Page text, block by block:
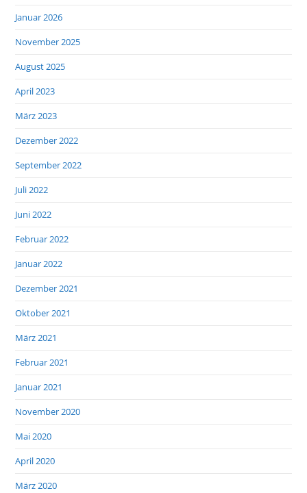
Januar 2026
November 2025
August 2025
April 2023
März 2023
Dezember 2022
September 2022
Juli 2022
Juni 2022
Februar 2022
Januar 2022
Dezember 2021
Oktober 2021
März 2021
Februar 2021
Januar 2021
November 2020
Mai 2020
April 2020
März 2020